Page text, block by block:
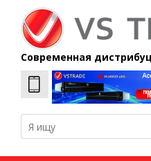
Современная